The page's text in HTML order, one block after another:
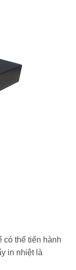
có thể tiến hành
in nhiệt là